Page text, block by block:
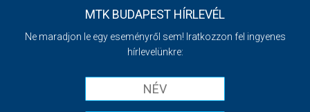
MTK BUDAPEST HÍRLEVÉL
Ne maradjon le egy eseményről sem! Iratkozzon fel ingyenes
hírlevelünkre: